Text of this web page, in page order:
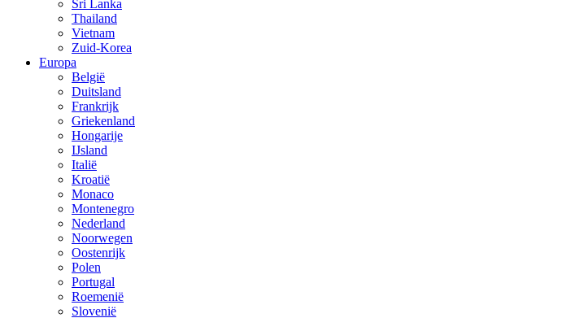
Sri Lanka
Thailand
Vietnam
Zuid-Korea
Europa
België
Duitsland
Frankrijk
Griekenland
Hongarije
IJsland
Italië
Kroatië
Monaco
Montenegro
Nederland
Noorwegen
Oostenrijk
Polen
Portugal
Roemenië
Slovenië